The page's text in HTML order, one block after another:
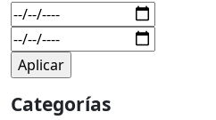
Categorías